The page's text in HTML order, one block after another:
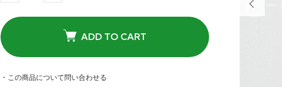
ADD TO CART
・この商品について問い合わせる